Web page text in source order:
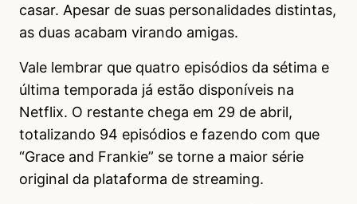
casar. Apesar de suas personalidades distintas,
as duas acabam virando amigas.
Vale lembrar que quatro episódios da sétima e
última temporada já estão disponíveis na
Netflix. O restante chega em 29 de abril,
totalizando 94 episódios e fazendo com que
“Grace and Frankie” se torne a maior série
original da plataforma de streaming.